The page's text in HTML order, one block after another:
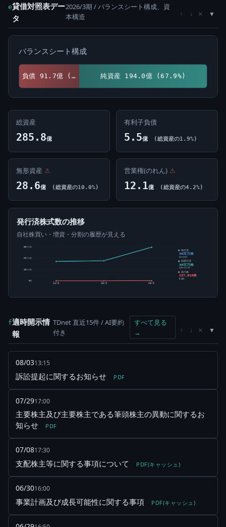
e貸借対照表デー
タ
2026/3期 / バランスシート構成、資
本構造
↑ ↓ ×
バランスシート構成
負債 91.7億 (32.1%) 純資産 194.0億 (67.9%)
総資産
285.8億
有利子負債
5.5億 (総資産の1.9%)
無形資産 ⚠
28.6億 (総資産の10.0%)
営業権(のれん) ⚠
12.1億 (総資産の4.2%)
発行済株式数の推移
自社株買い・増資・分割の履歴が見える
0株
10百万株
20百万株
30百万株
24/3 25/3 26/3
発行済
30百万株
株式総数
純発行済
30百万株
総数-自己株
自己株
137,615株
0.46%
f適時開示情
報
TDnet 直近15件 / AI要約
付き
すべて見る
→
↑ ↓ ×
08/0313:15
訴訟提起に関するお知らせ PDF
07/2917:00
主要株主及び主要株主である筆頭株主の異動に関するお
知らせ
PDF
07/0817:30
支配株主等に関する事項について PDF(キャッシュ)
06/3016:00
事業計画及び成長可能性に関する事項 PDF(キャッシュ)